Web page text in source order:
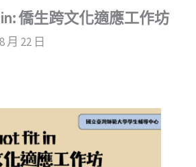
僑生跨文化適應工作坊
月 22 日